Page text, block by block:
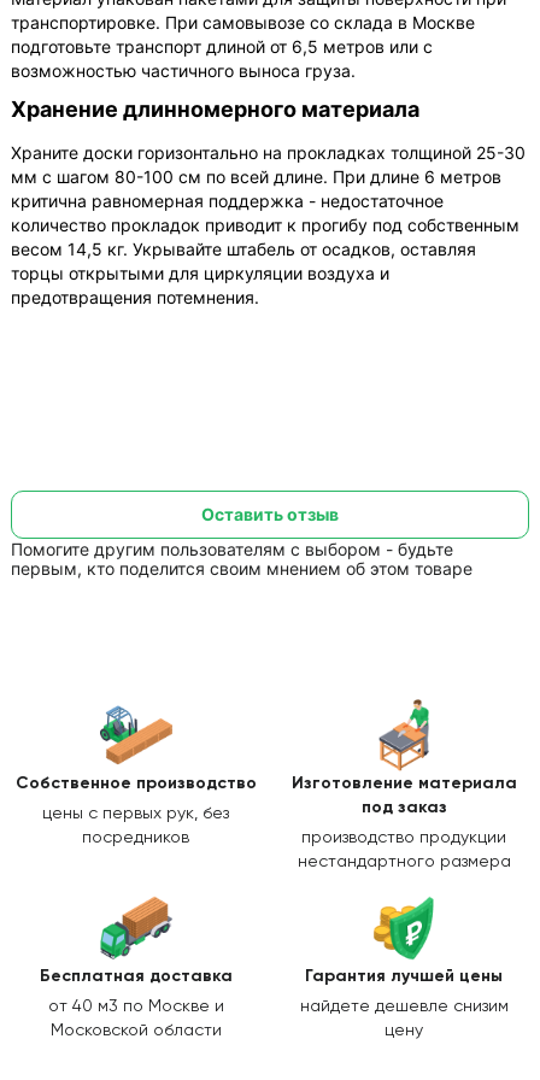
транспортировке. При самовывозе со склада в Москве
подготовьте транспорт длиной от 6,5 метров или с
возможностью частичного выноса груза.
Хранение длинномерного материала
Храните доски горизонтально на прокладках толщиной 25-30
мм с шагом 80-100 см по всей длине. При длине 6 метров
критична равномерная поддержка - недостаточное
количество прокладок приводит к прогибу под собственным
весом 14,5 кг. Укрывайте штабель от осадков, оставляя
торцы открытыми для циркуляции воздуха и
предотвращения потемнения.
Помогите другим пользователям с выбором - будьте
первым, кто поделится своим мнением об этом товаре
Оставить отзыв
Собственное производство
цены с первых рук, без
посредников
Изготовление материала
под заказ
производство продукции
нестандартного размера
Бесплатная доставка
от 40 м3 по Москве и
Московской области
Гарантия лучшей цены
найдете дешевле снизим
цену